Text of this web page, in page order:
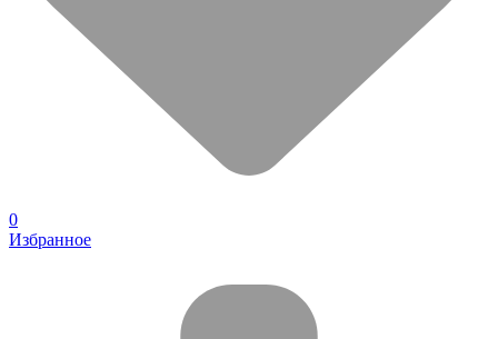
0
Избранное